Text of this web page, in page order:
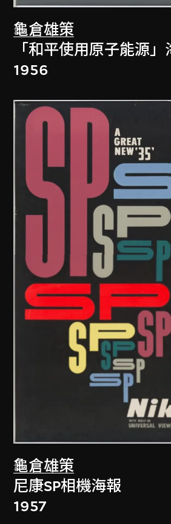
龜倉雄策
「和平使用原子能源」
1956
龜倉雄策
尼康SP相機海報
1957